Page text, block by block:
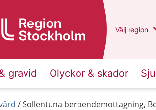
Du har valt
Välj en
region
gravid Olyckor & skador
Sollentuna beroendemottagning,